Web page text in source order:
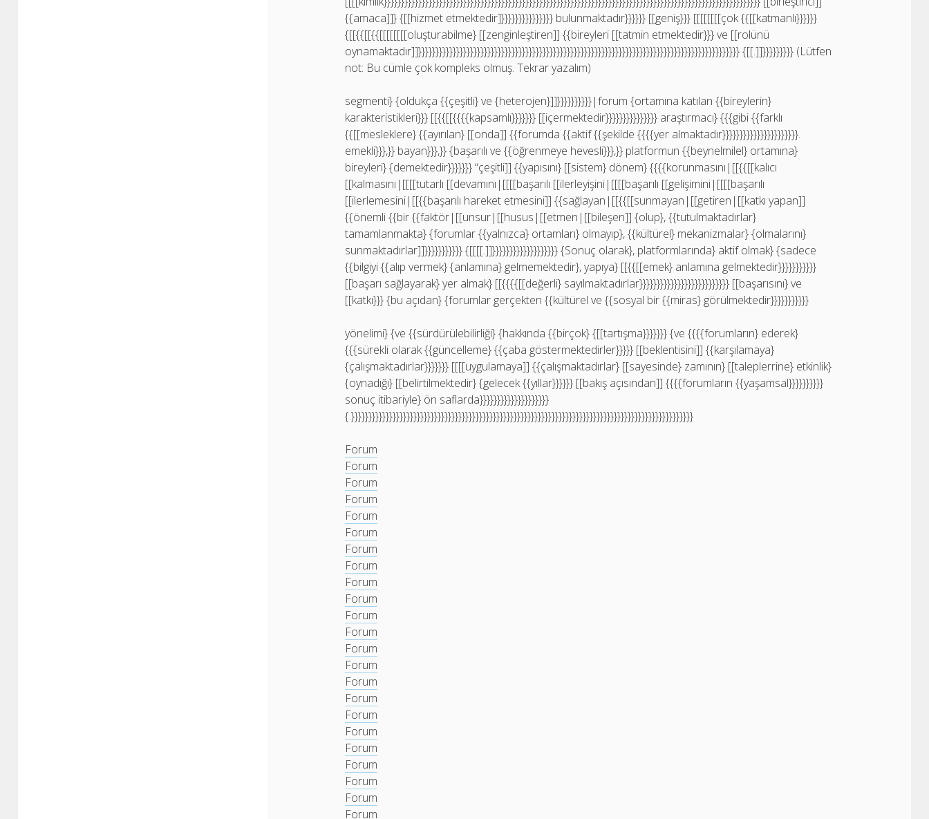
{{amaca]]} {[[hizmet etmektedir]}}}}}}}}}}}}}}} bulunmaktadır}}}}}} [[geniş}}} [[[[[[[[çok {{[[katmanlı}}}}}}
{[[{{[[{{[[[[[[[[oluşturabilme} [[zenginleştiren]] {{bireyleri [[tatmin etmektedir}}} ve [[rolünü
oynamaktadır]]}}}}}}}}}}}}}}}}}}}}}}}}}}}}}}}}}}}}}}}}}}}}}}}}}}}}}}}}}}}}}}}}}}}}}}}}}}}}}}}}}}}}}}}}}}}}} {[[.]]}}}}}}}}} (Lütfen
not: Bu cümle çok kompleks olmuş. Tekrar yazalım)
segmenti} {oldukça {{çeşitli} ve {heterojen}]]}}}}}}}}}}|forum {ortamına katılan {{bireylerin}
karakteristikleri}}} [[{{[[{{{{kapsamlı}}}}}}} [[içermektedir}}}}}}}}}}}}}}} araştırmacı} {{{gibi {{farklı
{{[[mesleklere} {{ayırılan} [[onda]] {{forumda {{aktif {{şekilde {{{{yer almaktadır}}}}}}}}}}}}}}}}}}}}}}.
emekli}}},}} bayan}}},}} {başarılı ve {{öğrenmeye hevesli}}},}} platformun {{beynelmilel} ortamına}
bireyleri} {demektedir}}}}}}} “çeşitli]] {{yapısını} [[sistem} dönem} {{{{korunmasını|[[{{[[kalıcı
[[kalmasını|[[[[tutarlı [[devamını|[[[[başarılı [[ilerleyişini|[[[[başarılı [[gelişimini|[[[[başarılı
[[ilerlemesini|[[{{başarılı hareket etmesini]] {{sağlayan|[[{{[[sunmayan|[[getiren|[[katkı yapan]]
{{önemli {{bir {{faktör|[[unsur|[[husus|[[etmen|[[bileşen]] {olup}, {{tutulmaktadırlar}
tamamlanmakta} {forumlar {{yalnızca} ortamları} olmayıp}, {{kültürel} mekanizmalar} {olmalarını}
sunmaktadırlar]]}}}}}}}}}}} {[[[[.]]}}}}}}}}}}}}}}}}}}} {Sonuç olarak}, platformlarında} aktif olmak} {sadece
{{bilgiyi {{alıp vermek} {anlamına} gelmemektedir}, yapıya} [[{{[[emek} anlamına gelmektedir}}}}}}}}}}}
[[başarı sağlayarak} yer almak} [[{{{{[[değerli} sayılmaktadırlar}}}}}}}}}}}}}}}}}}}}}}}}}} [[başarısını} ve
[[katkı}}} {bu açıdan} {forumlar gerçekten {{kültürel ve {{sosyal bir {{miras} görülmektedir}}}}}}}}}}}
yönelimi} {ve {{sürdürülebilirliği} {hakkında {{birçok} {[[tartışma}}}}}}} {ve {{{{forumların} ederek}
{{{sürekli olarak {{güncelleme} {{çaba göstermektedirler}}}}} [[beklentisini]] {{karşılamaya}
{çalışmaktadırlar}}}}}}} [[[[uygulamaya]] {{çalışmaktadırlar} [[sayesinde} zamının} [[taleplerrine} etkinlik}
{oynadığı} [[belirtilmektedir} {gelecek {{yıllar}}}}}} [[bakış açısından]] {{{{forumların {{yaşamsal}}}}}}}}}}
sonuç itibariyle} ön saflarda}}}}}}}}}}}}}}}}}}}}
{.}}}}}}}}}}}}}}}}}}}}}}}}}}}}}}}}}}}}}}}}}}}}}}}}}}}}}}}}}}}}}}}}}}}}}}}}}}}}}}}}}}}}}}}}}}}}}}}}}}}
Forum
Forum
Forum
Forum
Forum
Forum
Forum
Forum
Forum
Forum
Forum
Forum
Forum
Forum
Forum
Forum
Forum
Forum
Forum
Forum
Forum
Forum
Forum